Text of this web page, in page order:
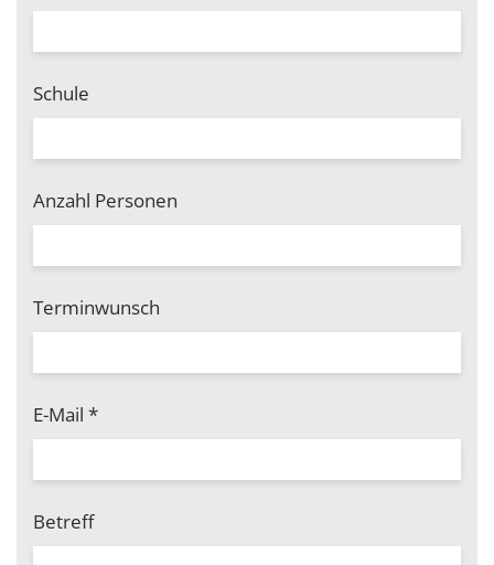
Schule
Anzahl Personen
Terminwunsch
E-Mail *
Betreff